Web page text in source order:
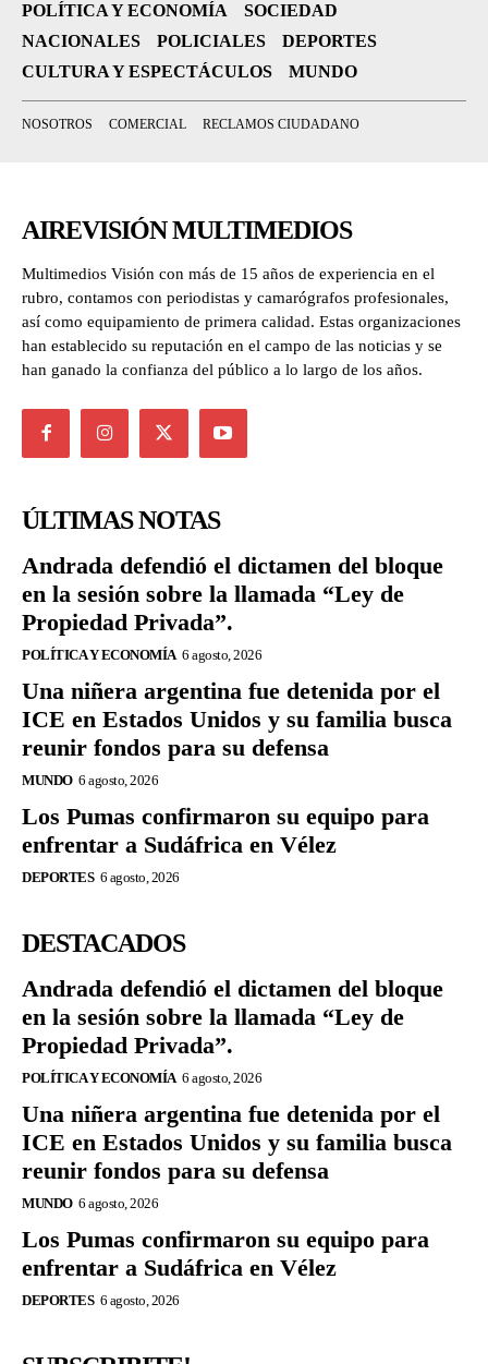
POLÍTICA Y ECONOMÍA
SOCIEDAD
NACIONALES
POLICIALES
DEPORTES
CULTURA Y ESPECTÁCULOS
MUNDO
NOSOTROS COMERCIAL RECLAMOS CIUDADANO
AIREVISIÓN MULTIMEDIOS
Multimedios Visión con más de 15 años de experiencia en el
rubro, contamos con periodistas y camarógrafos profesionales,
así como equipamiento de primera calidad. Estas organizaciones
han establecido su reputación en el campo de las noticias y se
han ganado la confianza del público a lo largo de los años.
ÚLTIMAS NOTAS
Andrada defendió el dictamen del bloque
en la sesión sobre la llamada “Ley de
Propiedad Privada”.
POLÍTICA Y ECONOMÍA 6 agosto, 2026
Una niñera argentina fue detenida por el
ICE en Estados Unidos y su familia busca
reunir fondos para su defensa
MUNDO 6 agosto, 2026
Los Pumas confirmaron su equipo para
enfrentar a Sudáfrica en Vélez
DEPORTES 6 agosto, 2026
DESTACADOS
Andrada defendió el dictamen del bloque
en la sesión sobre la llamada “Ley de
Propiedad Privada”.
POLÍTICA Y ECONOMÍA 6 agosto, 2026
Una niñera argentina fue detenida por el
ICE en Estados Unidos y su familia busca
reunir fondos para su defensa
MUNDO 6 agosto, 2026
Los Pumas confirmaron su equipo para
enfrentar a Sudáfrica en Vélez
DEPORTES 6 agosto, 2026